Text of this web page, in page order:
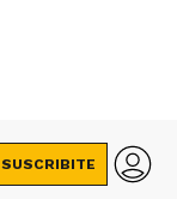
SUSCRIBITE